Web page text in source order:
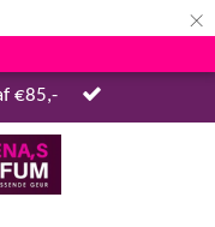
×
€85,-